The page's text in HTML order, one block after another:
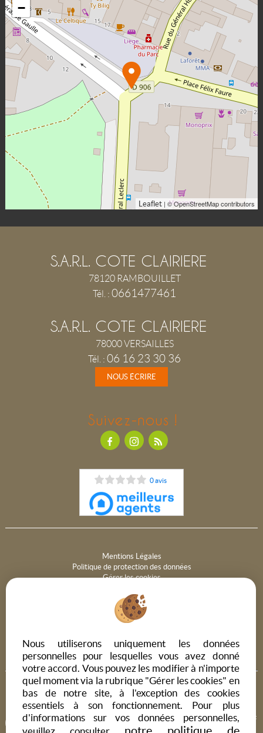
−
Leaflet | © OpenStreetMap contributors
S.A.R.L. COTE CLAIRIERE
78120 RAMBOUILLET
Tél. : 0661477461
S.A.R.L. COTE CLAIRIERE
78000 VERSAILLES
Tél. : 06 16 23 30 36
NOUS ÉCRIRE
Suivez-nous !
0 avis
Mentions Légales
Politique de protection des données
Gérer les cookies
PARTAGER :
Afin de vous offrir un confort de lecture permanent, depuis votre
PC, votre tablette ou votre smartphone, notre site s'adapte
Nous utiliserons uniquement les données
personnelles pour lesquelles vous avez donné
votre accord. Vous pouvez les modifier à n'importe
quel moment via la rubrique "Gérer les cookies" en
bas de notre site, à l'exception des cookies
essentiels à son fonctionnement. Pour plus
d'informations sur vos données personnelles,